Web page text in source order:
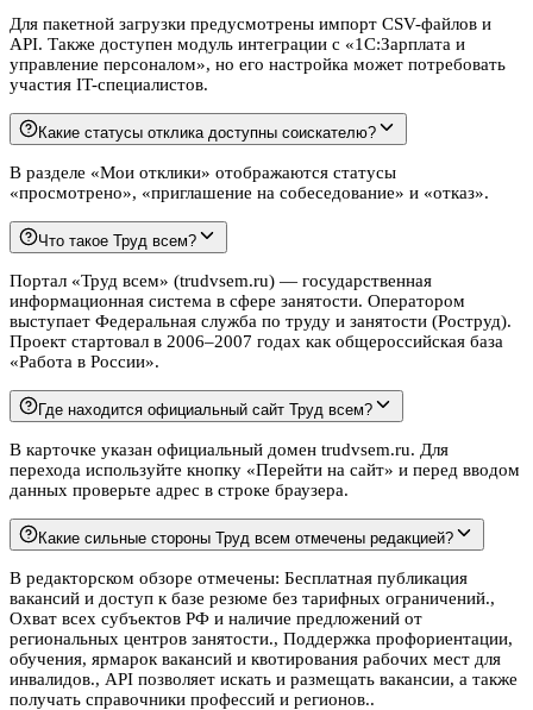
Для пакетной загрузки предусмотрены импорт CSV-файлов и
API. Также доступен модуль интеграции с «1С:Зарплата и
управление персоналом», но его настройка может потребовать
участия IT-специалистов.
Какие статусы отклика доступны соискателю?
В разделе «Мои отклики» отображаются статусы
«просмотрено», «приглашение на собеседование» и «отказ».
Что такое Труд всем?
Портал «Труд всем» (trudvsem.ru) — государственная
информационная система в сфере занятости. Оператором
выступает Федеральная служба по труду и занятости (Роструд).
Проект стартовал в 2006–2007 годах как общероссийская база
«Работа в России».
Где находится официальный сайт Труд всем?
В карточке указан официальный домен trudvsem.ru. Для
перехода используйте кнопку «Перейти на сайт» и перед вводом
данных проверьте адрес в строке браузера.
Какие сильные стороны Труд всем отмечены редакцией?
В редакторском обзоре отмечены: Бесплатная публикация
вакансий и доступ к базе резюме без тарифных ограничений.,
Охват всех субъектов РФ и наличие предложений от
региональных центров занятости., Поддержка профориентации,
обучения, ярмарок вакансий и квотирования рабочих мест для
инвалидов., API позволяет искать и размещать вакансии, а также
получать справочники профессий и регионов..